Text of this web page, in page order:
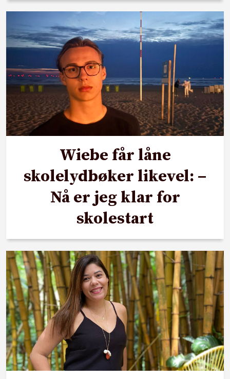
Wiebe får låne
skolelydbøker likevel: –
Nå er jeg klar for
skolestart